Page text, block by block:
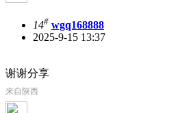
14# wgq168888
2025-9-15 13:37
谢谢分享
来自陕西